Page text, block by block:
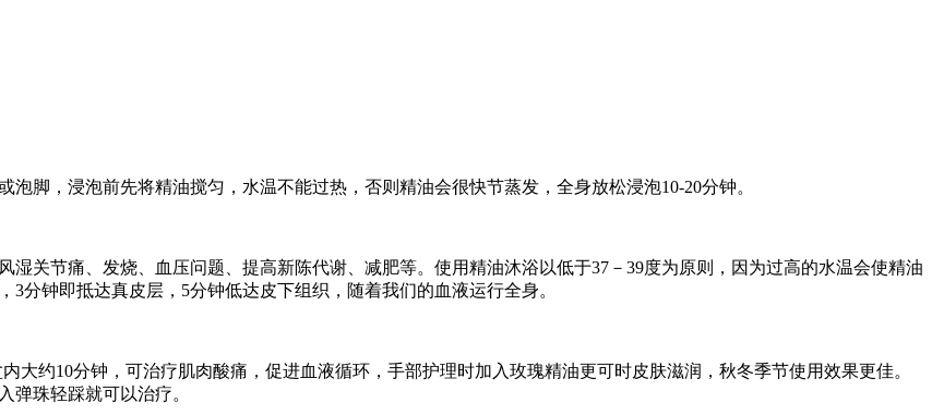
泡脚，浸泡前先将精油搅匀，水温不能过热，否则精油会很快节蒸发，全身放松浸泡10-20分钟。
节痛、发烧、血压问题、提高新陈代谢、减肥等。使用精油沐浴以低于37－39度为原则，因为过高的水温会使精油
分钟即抵达真皮层，5分钟低达皮下组织，随着我们的血液运行全身。
约10分钟，可治疗肌肉酸痛，促进血液循环，手部护理时加入玫瑰精油更可时皮肤滋润，秋冬季节使用效果更佳。
弹珠轻踩就可以治疗。